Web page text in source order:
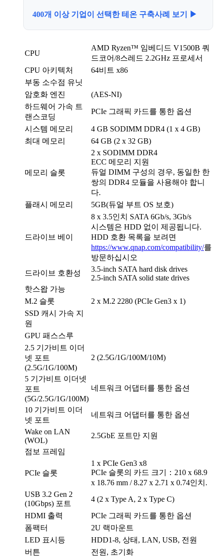
400개 이상 기업이 선택한 테온 구축사례 보기 ▶
CPU
AMD Ryzen™ 임베디드 V1500B 쿼
드코어/8스레드 2.2GHz 프로세서
CPU 아키텍처
64비트 x86
부동 소수점 유닛
암호화 엔진
(AES-NI)
하드웨어 가속 트
랜스코딩
PCIe 그래픽 카드를 통한 옵션
시스템 메모리
4 GB SODIMM DDR4 (1 x 4 GB)
최대 메모리
64 GB (2 x 32 GB)
메모리 슬롯
2 x SODIMM DDR4
ECC 메모리 지원
듀얼 DIMM 구성의 경우, 동일한 한
쌍의 DDR4 모듈을 사용해야 합니
다.
플래시 메모리
5GB(듀얼 부트 OS 보호)
드라이브 베이
8 x 3.5인치 SATA 6Gb/s, 3Gb/s
시스템은 HDD 없이 제공됩니다.
HDD 호환 목록을 보려면
https://www.qnap.com/compatibility/를
방문하십시오
드라이브 호환성
3.5-inch SATA hard disk drives
2.5-inch SATA solid state drives
핫스왑 가능
M.2 슬롯
2 x M.2 2280 (PCIe Gen3 x 1)
SSD 캐시 가속 지
원
GPU 패스스루
2.5 기가비트 이더
넷 포트
(2.5G/1G/100M)
2 (2.5G/1G/100M/10M)
5 기가비트 이더넷
포트
(5G/2.5G/1G/100M)
네트워크 어댑터를 통한 옵션
10 기가비트 이더
넷 포트
네트워크 어댑터를 통한 옵션
Wake on LAN
(WOL)
2.5GbE 포트만 지원
점보 프레임
PCIe 슬롯
1 x PCIe Gen3 x8
PCIe 슬롯의 카드 크기：210 x 68.9
x 18.76 mm / 8.27 x 2.71 x 0.74인치.
USB 3.2 Gen 2
(10Gbps) 포트
4 (2 x Type A, 2 x Type C)
HDMI 출력
PCIe 그래픽 카드를 통한 옵션
폼팩터
2U 랙마운트
LED 표시등
HDD1-8, 상태, LAN, USB, 전원
버튼
전원, 초기화